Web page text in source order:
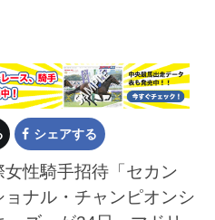
シェアする
性騎手招待「セカン
ョナル・チャンピオンシ